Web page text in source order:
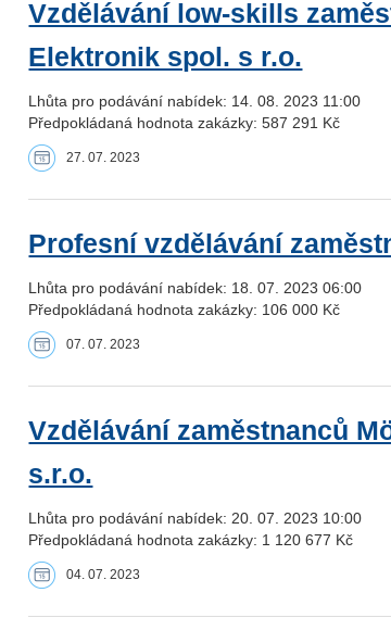
Vzdělávání low-skills
Elektronik spol. s r.o.
Lhůta pro podávání nabídek: 14. 08. 2023 11:00
Předpokládaná hodnota zakázky: 587 291 Kč
27. 07. 2023
Profesní vzdělávání
Lhůta pro podávání nabídek: 18. 07. 2023 06:00
Předpokládaná hodnota zakázky: 106 000 Kč
07. 07. 2023
Vzdělávání zaměstnanců
s.r.o.
Lhůta pro podávání nabídek: 20. 07. 2023 10:00
Předpokládaná hodnota zakázky: 1 120 677 Kč
04. 07. 2023